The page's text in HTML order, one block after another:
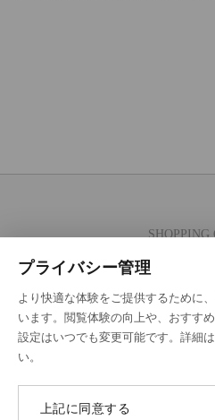
SHOPPING
送料・ラッピン
プライバシー管理
より快適な体験をご提供するために
います。閲覧体験の向上や、おすす
設定はいつでも変更可能です。詳細は
い。
上記に同意する